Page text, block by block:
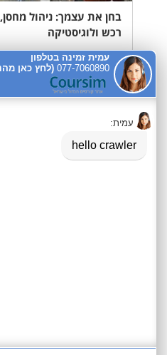
בחן את עצמך: ניהול מחסן,
רכש ולוגיסטיקה
לימודי שפות